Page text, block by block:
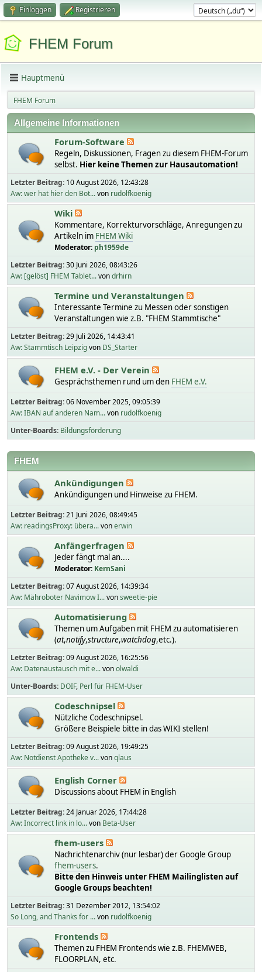
Einloggen Registrieren
FHEM Forum
Hauptmenü
FHEM Forum
Allgemeine Informationen
Forum-Software
Regeln, Diskussionen, Fragen zu diesem FHEM-Forum
selbst. Hier keine Themen zur Hausautomation!
Letzter Beitrag: 10 August 2026, 12:43:28
Aw: wer hat hier den Bot...von rudolfkoenig
Wiki
Kommentare, Korrekturvorschläge, Anregungen zu
Artikeln im FHEM Wiki
Moderator: ph1959de
Letzter Beitrag:30 Juni 2026, 08:43:26
Aw: [gelöst] FHEM Tablet...vondrhirn
Termine und Veranstaltungen
Interessante Termine zu Messen oder sonstigen
Veranstaltungen wie z.B. "FHEM Stammtische"
Letzter Beitrag:29 Juli 2026, 14:43:41
Aw: Stammtisch Leipzigvon DS_Starter
FHEM e.V. - Der Verein
Gesprächsthemen rund um den FHEM e.V.
Letzter Beitrag:06 November 2025, 09:05:39
Aw: IBAN auf anderen Nam...von rudolfkoenig
Unter-Boards Bildungsförderung
FHEM
Ankündigungen
Ankündigungen und Hinweise zu FHEM.
Letzter Beitrag:21 Juni 2026, 08:49:45
Aw: readingsProxy: übera...vonerwin
Anfängerfragen
Jeder fängt mal an....
Moderator: KernSani
Letzter Beitrag:07 August 2026, 14:39:34
Aw: Mähroboter Navimow I...vonsweetie-pie
Automatisierung
Themen um Aufgaben mit FHEM zu automatisieren
(at,notify,structure,watchdog,etc.).
Letzter Beitrag:09 August 2026, 16:25:56
Aw: Datenaustausch mit e...vonolwaldi
Unter-Boards DOIF Perl für FHEM-User
Codeschnipsel
Nützliche Codeschnipsel.
Größere Beispiele bitte in das WIKI stellen!
Letzter Beitrag:09 August 2026, 19:49:25
Aw: Notdienst Apotheke v...vonqlaus
English Corner
Discussions about FHEM in English
Letzter Beitrag:24 Januar 2026, 17:44:28
Aw: Incorrect link in lo...von Beta-User
fhem-users
Nachrichtenarchiv (nur lesbar) der Google Group
fhem-users.
Bitte den Hinweis unter FHEM Mailinglisten auf
Google Groups beachten!
Letzter Beitrag:31 Dezember 2012, 13:54:02
So Long, and Thanks for ...von rudolfkoenig
Frontends
Themen zu FHEM Frontends wie z.B. FHEMWEB,
FLOORPLAN, etc.